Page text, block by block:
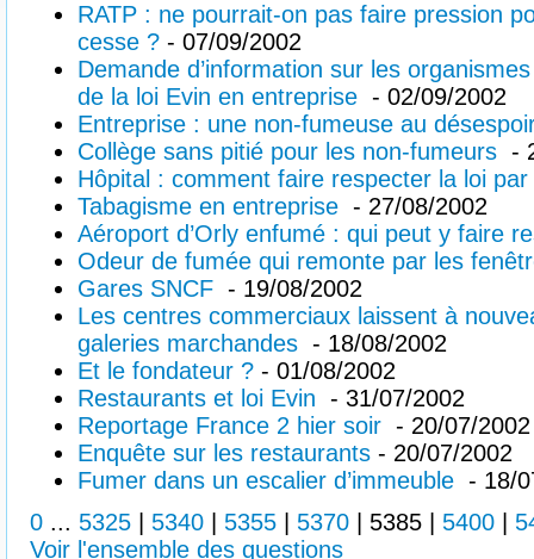
RATP : ne pourrait-on pas faire pression
cesse ? - 07/09/2002
Demande d’information sur les
de la loi Evin en entreprise - 02/09/2002
Entreprise : une non-fumeuse au
Collège sans pitié pour les non-fumeurs -
Hôpital : comment faire respecter la loi
Tabagisme en entreprise - 27/08/2002
Aéroport d’Orly enfumé : qui peut y faire
Odeur de fumée qui remonte par les
Gares SNCF - 19/08/2002
Les centres commerciaux laissent à
galeries marchandes - 18/08/2002
Et le fondateur ? - 01/08/2002
Restaurants et loi Evin - 31/07/2002
Reportage France 2 hier soir - 20/07/2002
Enquête sur les restaurants - 20/07/2002
Fumer dans un escalier d’immeuble - 18/
0 ... 5325 5340 5355 5370 5385 5400
Voir l'ensemble des questions